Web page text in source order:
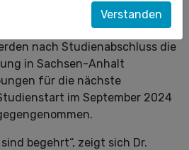
Vereinigung Sachsen-
ungarischen Universität Pécs
nach Studienabschluss die
in Sachsen-Anhalt
für die nächste
im September 2024
begehrt“, zeigt sich Dr.
Verstanden